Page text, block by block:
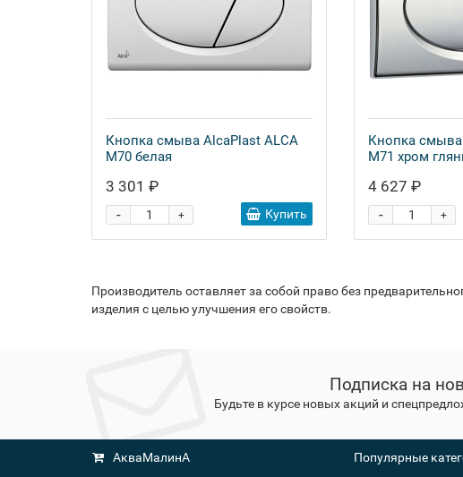
Кнопка смыва AlcaPlast ALCA
M70 белая
3 301 ₽
+
- Купить
Кнопка смыва
M71 хром
4 627 ₽
+
-
Производитель оставляет за собой право без
изделия с целью улучшения его свойств.
Подписка на
Будьте в курсе новых акций и
АкваМалинА Популярные